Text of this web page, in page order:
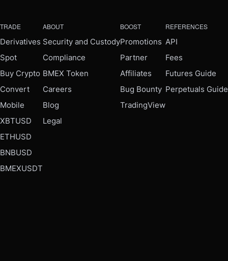
TRADE
Derivatives
Spot
Buy Crypto
Convert
Mobile
XBTUSD
ETHUSD
BNBUSD
BMEXUSDT
ABOUT
Security and Custody
Compliance
BMEX Token
Careers
Blog
Legal
BOOST
Promotions
Partner
Affiliates
Bug Bounty
TradingView
REFERENCES
API
Fees
Futures Guide
Perpetuals Guide